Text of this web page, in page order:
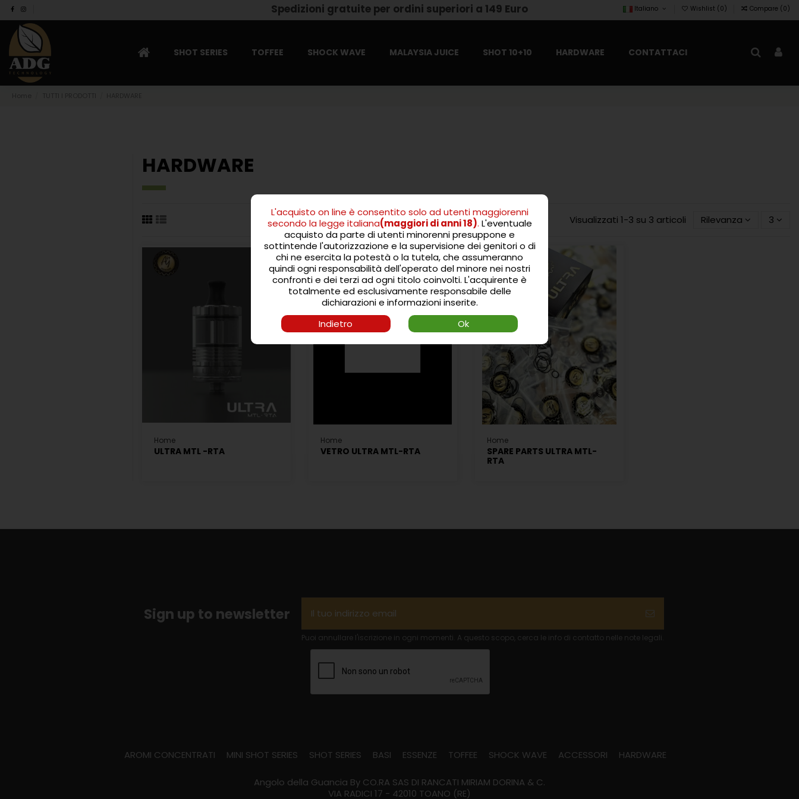
Spedizioni gratuite per ordini superiori a 149 Euro Italiano Wishlist ( 0 ) Compare ( 0 )
SHOT SERIES TOFFEE SHOCK WAVE MALAYSIA JUICE SHOT 10+10 HARDWARE CONTATTACI
HARDWARE
Visualizzati 1-3 su 3 articoli Rilevanza 3
Home
ULTRA MTL -RTA
Home
VETRO ULTRA MTL-RTA
Home
SPARE PARTS ULTRA MTL-
RTA
Sign up to newsletter
Puoi annullare l'iscrizione in ogni momenti. A questo scopo, cerca le info di contatto nelle note legali.
AROMI CONCENTRATI MINI SHOT SERIES SHOT SERIES BASI ESSENZE TOFFEE SHOCK WAVE ACCESSORI HARDWARE
Angolo della Guancia By CO.RA SAS DI RANCATI MIRIAM DORINA & C.
VIA RADICI 17 - 42010 TOANO (RE)
L'acquisto on line è consentito solo ad utenti maggiorenni
secondo la legge italiana(maggiori di anni 18). L'eventuale
acquisto da parte di utenti minorenni presuppone e
sottintende l'autorizzazione e la supervisione dei genitori o di
chi ne esercita la potestà o la tutela, che assumeranno
quindi ogni responsabilità dell'operato del minore nei nostri
confronti e dei terzi ad ogni titolo coinvolti. L'acquirente è
totalmente ed esclusivamente responsabile delle
dichiarazioni e informazioni inserite.
Indietro
Ok